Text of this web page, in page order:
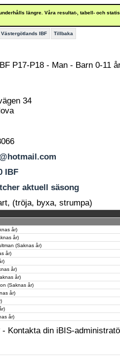
längre. Våra resultat-, tabell- och
Västergötlands IBF Tillbaka
P17-P18 - Man - Barn 0-11
34
IBF
aktuell säsong
(tröja, byxa, strumpa)
år)
år)
(Saknas år)
år)
år)
år)
(Saknas år)
år)
år)
- Kontakta din iBIS-